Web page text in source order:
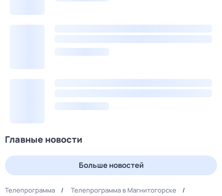
Главные новости
Больше новостей
Телепрограмма
Телепрограмма в Магнитогорске